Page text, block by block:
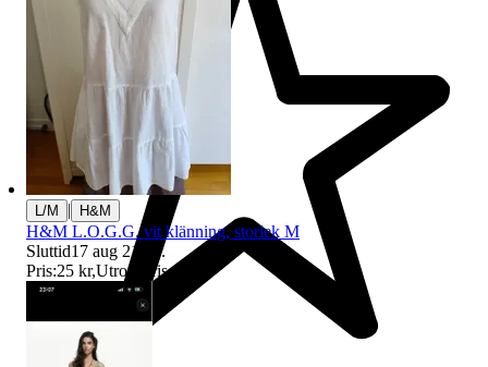
L/M | H&M
H&M L.O.G.G. vit klänning, storlek M
Sluttid17 aug 21:48 .
Pris:25 kr,Utropspris.